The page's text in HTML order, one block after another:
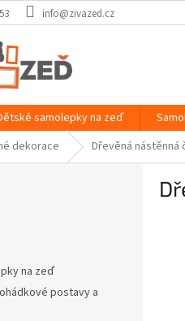
info@zivazed.cz
samolepky na zeď
dekorace Dřevěná nástěnná
na zeď
postavy a